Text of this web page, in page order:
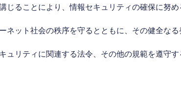
じることにより、情報セキュリティの確保に努め
ネット社会の秩序を守るとともに、その健全なる
ュリティに関連する法令、その他の規範を遵守す